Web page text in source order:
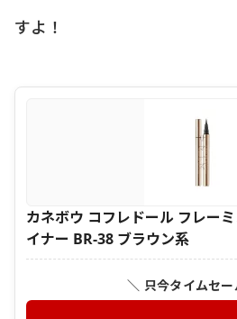
すよ！
カネボウ コフレドール フレー
イナー BR-38 ブラウン系
＼ 只今タイムセ